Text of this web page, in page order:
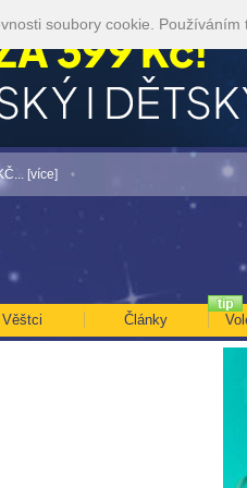
Věštci Články
• NEJVĚTŠÍ ROČNÍ HOROSKOP
soubory cookie. Používáním